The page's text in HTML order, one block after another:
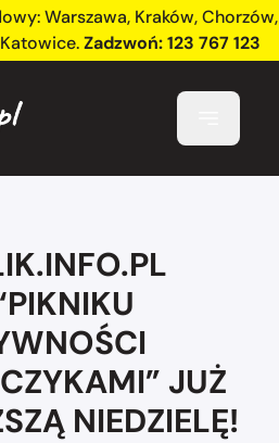
Warszawa, Kraków,Chorzów,
Katowice.Zadzwoń:123 767 123
JUŻ
NIEDZIELĘ!